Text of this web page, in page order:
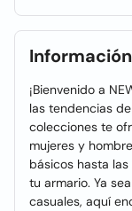
Información
¡Bienvenido a
las tendencias
colecciones te
mujeres y
básicos hasta
tu armario. Ya
casuales, aquí